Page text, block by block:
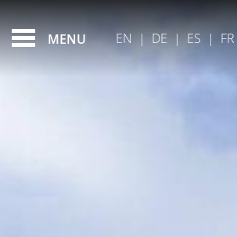
MENU EN | DE | ES | FR
FEATURED -